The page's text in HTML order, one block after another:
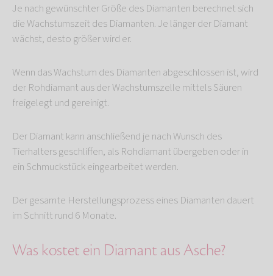
Je nach gewünschter Größe des Diamanten berechnet sich
die Wachstumszeit des Diamanten. Je länger der Diamant
wächst, desto größer wird er.
Wenn das Wachstum des Diamanten abgeschlossen ist, wird
der Rohdiamant aus der Wachstumszelle mittels Säuren
freigelegt und gereinigt.
Der Diamant kann anschließend je nach Wunsch des
Tierhalters geschliffen, als Rohdiamant übergeben oder in
ein Schmuckstück eingearbeitet werden.
Der gesamte Herstellungsprozess eines Diamanten dauert
im Schnitt rund 6 Monate.
Was kostet ein Diamant aus Asche?